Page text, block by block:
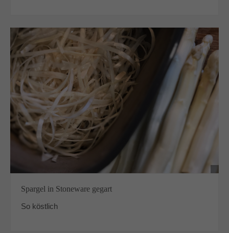
Spargel in Stoneware gegart
So köstlich